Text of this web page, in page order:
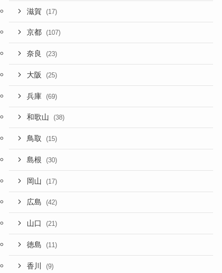
滋賀 (17)
京都 (107)
奈良 (23)
大阪 (25)
兵庫 (69)
和歌山 (38)
鳥取 (15)
島根 (30)
岡山 (17)
広島 (42)
山口 (21)
徳島 (11)
香川 (9)